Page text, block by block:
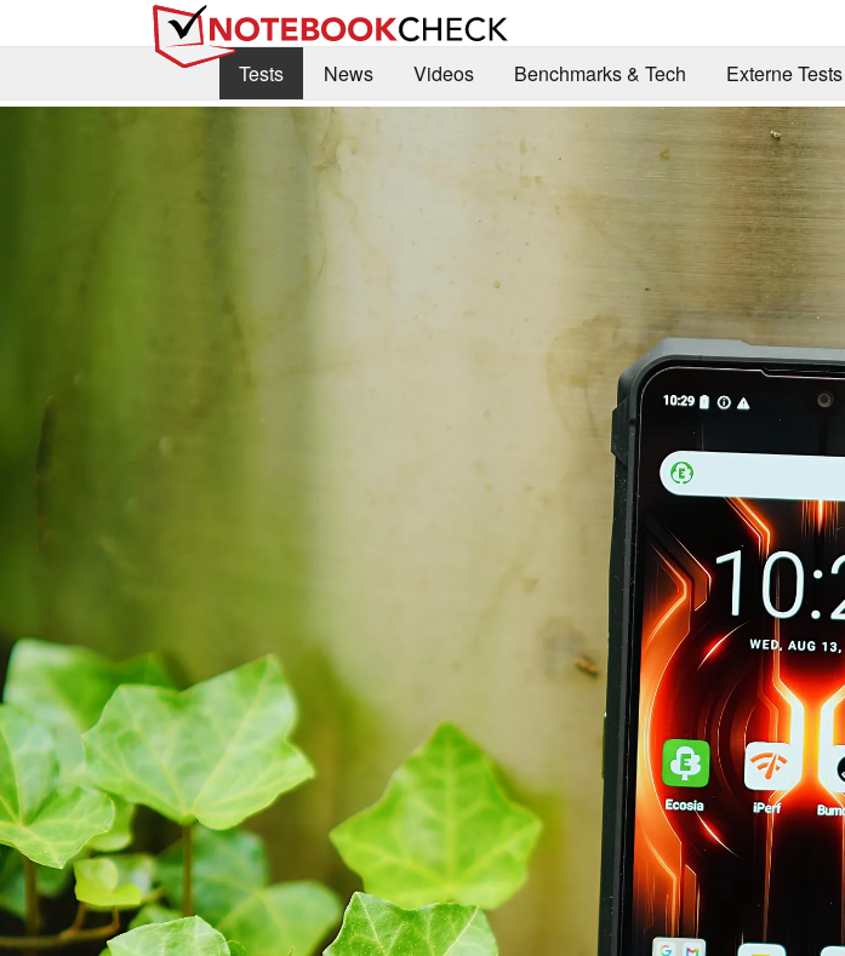
Tests
News Videos Benchmarks & Tech Externe Tests